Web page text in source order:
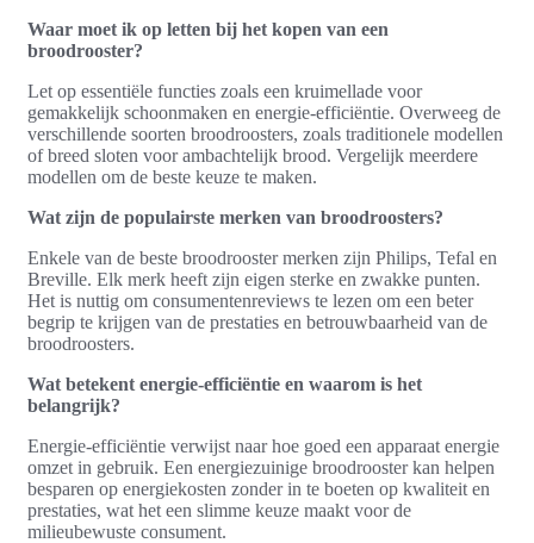
Waar moet ik op letten bij het kopen van een
broodrooster?
Let op essentiële functies zoals een kruimellade voor
gemakkelijk schoonmaken en energie-efficiëntie. Overweeg de
verschillende soorten broodroosters, zoals traditionele modellen
of breed sloten voor ambachtelijk brood. Vergelijk meerdere
modellen om de beste keuze te maken.
Wat zijn de populairste merken van broodroosters?
Enkele van de beste broodrooster merken zijn Philips, Tefal en
Breville. Elk merk heeft zijn eigen sterke en zwakke punten.
Het is nuttig om consumentenreviews te lezen om een beter
begrip te krijgen van de prestaties en betrouwbaarheid van de
broodroosters.
Wat betekent energie-efficiëntie en waarom is het
belangrijk?
Energie-efficiëntie verwijst naar hoe goed een apparaat energie
omzet in gebruik. Een energiezuinige broodrooster kan helpen
besparen op energiekosten zonder in te boeten op kwaliteit en
prestaties, wat het een slimme keuze maakt voor de
milieubewuste consument.